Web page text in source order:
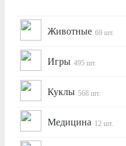
Животные 69 шт.
Игры 495 шт.
Куклы 568 шт.
Медицина 12 шт.